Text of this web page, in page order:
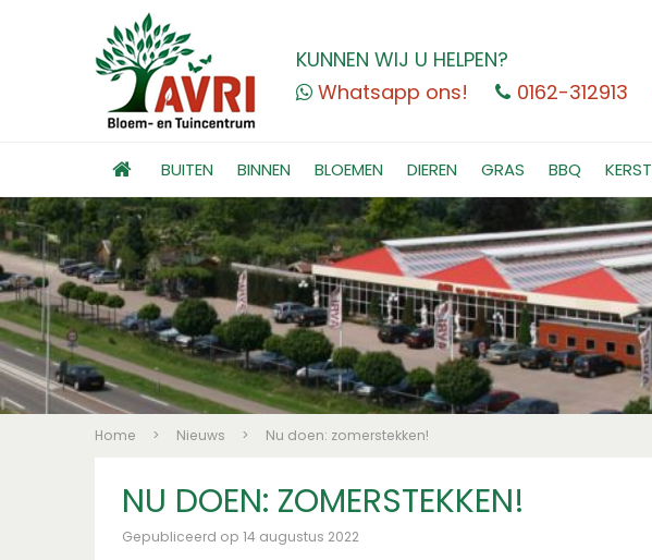
Home > Nieuws > Nu doen: zomerstekken!
KUNNEN WIJ U HELPEN?
Whatsapp ons!
0162-312913
BUITEN BINNEN BLOEMEN DIEREN GRAS BBQ KERST
NU DOEN: ZOMERSTEKKEN!
Gepubliceerd op 14 augustus 2022